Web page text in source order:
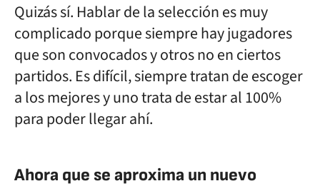
Quizás sí. Hablar de la selección es muy
complicado porque siempre hay jugadores
que son convocados y otros no en ciertos
partidos. Es difícil, siempre tratan de escoger
a los mejores y uno trata de estar al 100%
para poder llegar ahí.
Ahora que se aproxima un nuevo